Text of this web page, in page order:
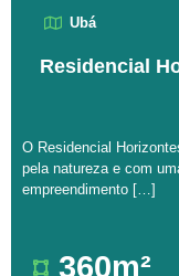
Ubá
Residencial
O Residencial
pela natureza e com
empreendimento […]
360m²